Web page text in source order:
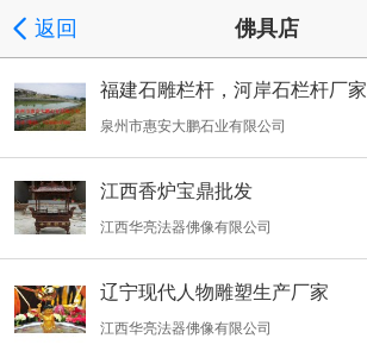
返回 佛具店
福建石雕栏杆，河岸石栏杆厂家
泉州市惠安大鹏石业有限公司
江西香炉宝鼎批发
江西华亮法器佛像有限公司
辽宁现代人物雕塑生产厂家
江西华亮法器佛像有限公司